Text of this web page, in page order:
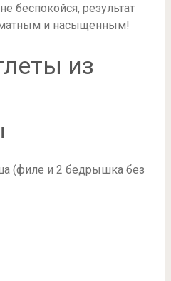
беспокойся, результат
и насыщенным!
из
(филе и 2 бедрышка без